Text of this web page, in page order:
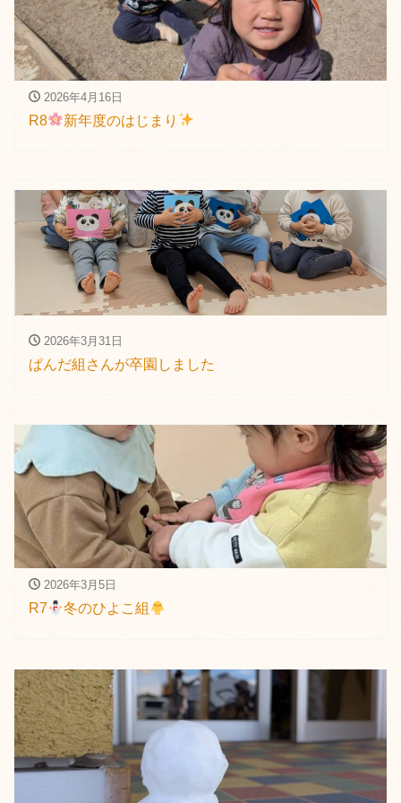
2026年4月16日
R8 新年度のはじまり
2026年3月31日
ぱんだ組さんが卒園しました
2026年3月5日
R7 冬のひよこ組